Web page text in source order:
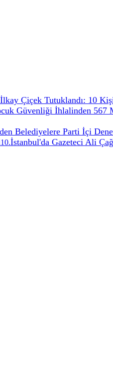
Çiçek Tutuklandı: 10
Güvenliği İhlalinden 567
Belediyelere Parti İçi
10.İstanbul'da Gazeteci Ali